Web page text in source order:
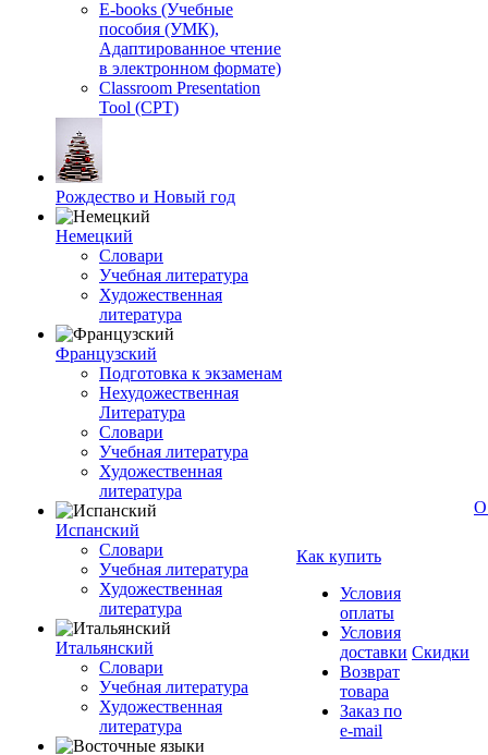
E-books (Учебные
пособия (УМК),
Адаптированное чтение
в электронном формате)
Classroom Presentation
Tool (CPT)
Рождество и Новый год
Немецкий
Словари
Учебная литература
Художественная
литература
Французский
Подготовка к экзаменам
Нехудожественная
Литература
Словари
Учебная литература
Художественная
литература
Испанский
Словари
Учебная литература
Художественная
литература
Итальянский
Словари
Учебная литература
Художественная
литература
Как купить
Условия
оплаты
Условия
доставки
Возврат
товара
Заказ по
e-mail
Скидки
О